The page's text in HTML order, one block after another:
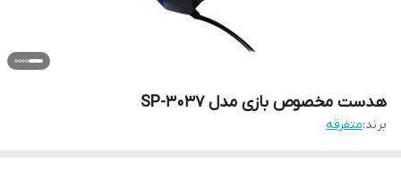
هدست مخصوص بازی مدل 3037-SP
برند:متفرقه